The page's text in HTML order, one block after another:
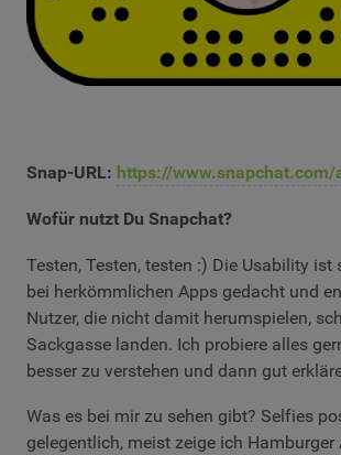
Snap-URL: https://
Wofür nutzt Du Snapchat?
Testen, Testen, testen :) Die Usability ist
bei herkömmlichen Apps gedacht und
Nutzer, die nicht damit herumspielen,
Sackgasse landen. Ich probiere alles
besser zu verstehen und dann gut
Was es bei mir zu sehen gibt? Selfies
gelegentlich, meist zeige ich Hamburger